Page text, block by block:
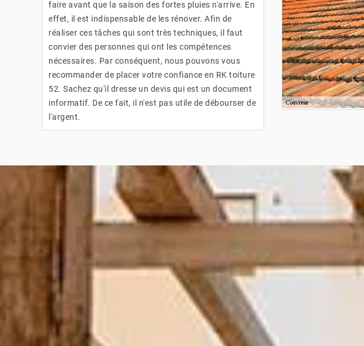
faire avant que la saison des fortes pluies n'arrive. En
effet, il est indispensable de les rénover. Afin de
réaliser ces tâches qui sont très techniques, il faut
convier des personnes qui ont les compétences
nécessaires. Par conséquent, nous pouvons vous
recommander de placer votre confiance en RK toiture
52. Sachez qu'il dresse un devis qui est un document
informatif. De ce fait, il n'est pas utile de débourser de
l'argent.